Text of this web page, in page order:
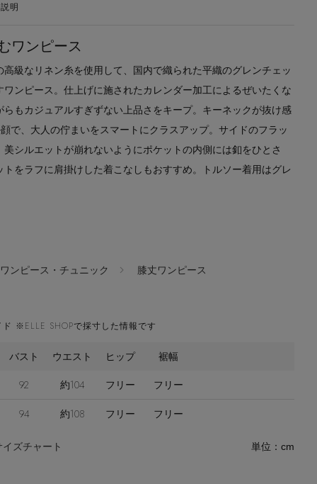
明
ワンピース
級なリネン糸を使用して、国内で織られた平織のグレンチェッ
ンピース。仕上げに施されたカレンダー加工によるぜいたくな
もカジュアルすぎずない上品さをキープ。キーネックが抜け感
で、大人の佇まいをスマートにクラスアップ。サイドのフラッ
シルエットが崩れないようにポケットの内側には釦をひとさ
をラフに肩掛けした着こなしもおすすめ。トルソー着用はグレ
ワンピース・チュニック 膝丈ワンピース
ド ※ELLE SHOPで採寸した情報です
バスト ウエスト ヒップ 裾幅
92 約104 フリー フリー
94 約108 フリー フリー
イズチャート 単位：cm